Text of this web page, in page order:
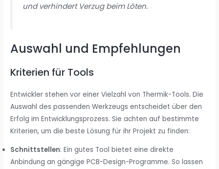
und verhindert Verzug beim Löten.
Auswahl und Empfehlungen
Kriterien für Tools
Entwickler stehen vor einer Vielzahl von Thermik-Tools. Die
Auswahl des passenden Werkzeugs entscheidet über den
Erfolg im Entwicklungsprozess. Sie achten auf bestimmte
Kriterien, um die beste Lösung für ihr Projekt zu finden:
Schnittstellen: Ein gutes Tool bietet eine direkte
Anbindung an gängige PCB-Design-Programme. So lassen